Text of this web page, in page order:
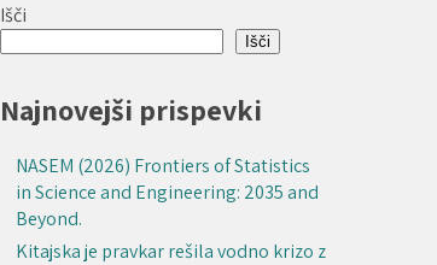
Išči
Išči
Najnovejši prispevki
NASEM (2026) Frontiers of Statistics
in Science and Engineering: 2035 and
Beyond.
Kitajska je pravkar rešila vodno krizo z